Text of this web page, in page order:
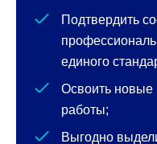
Подтвердить
единого
Освоить новые
работы;
Выгодно